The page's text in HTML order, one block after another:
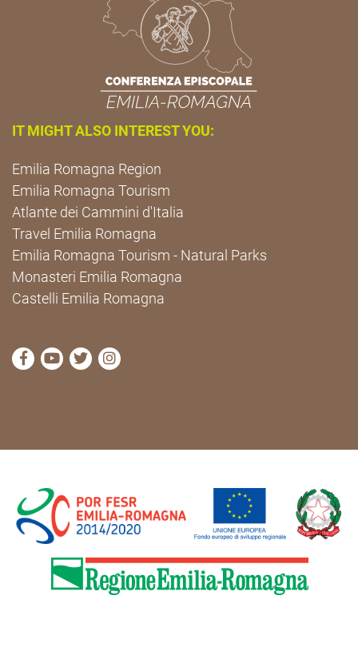
IT MIGHT ALSO INTEREST YOU:
Emilia Romagna Region
Emilia Romagna Tourism
Atlante dei Cammini d'Italia
Travel Emilia Romagna
Emilia Romagna Tourism - Natural Parks
Monasteri Emilia Romagna
Castelli Emilia Romagna
visit Cammini Emilia-Romagna Facebook profile
visit Cammini Emilia-Romagna YouTube profile
visit Cammini Emilia-Romagna Twitter
visit Cammini Emilia-Romagna